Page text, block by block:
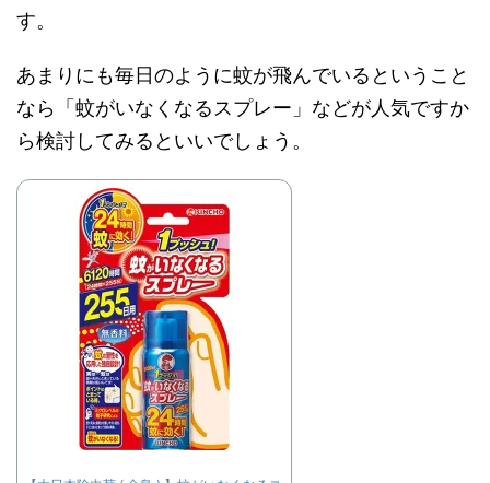
す。
あまりにも毎日のように蚊が飛んでいるということ
なら「蚊がいなくなるスプレー」などが人気ですか
ら検討してみるといいでしょう。